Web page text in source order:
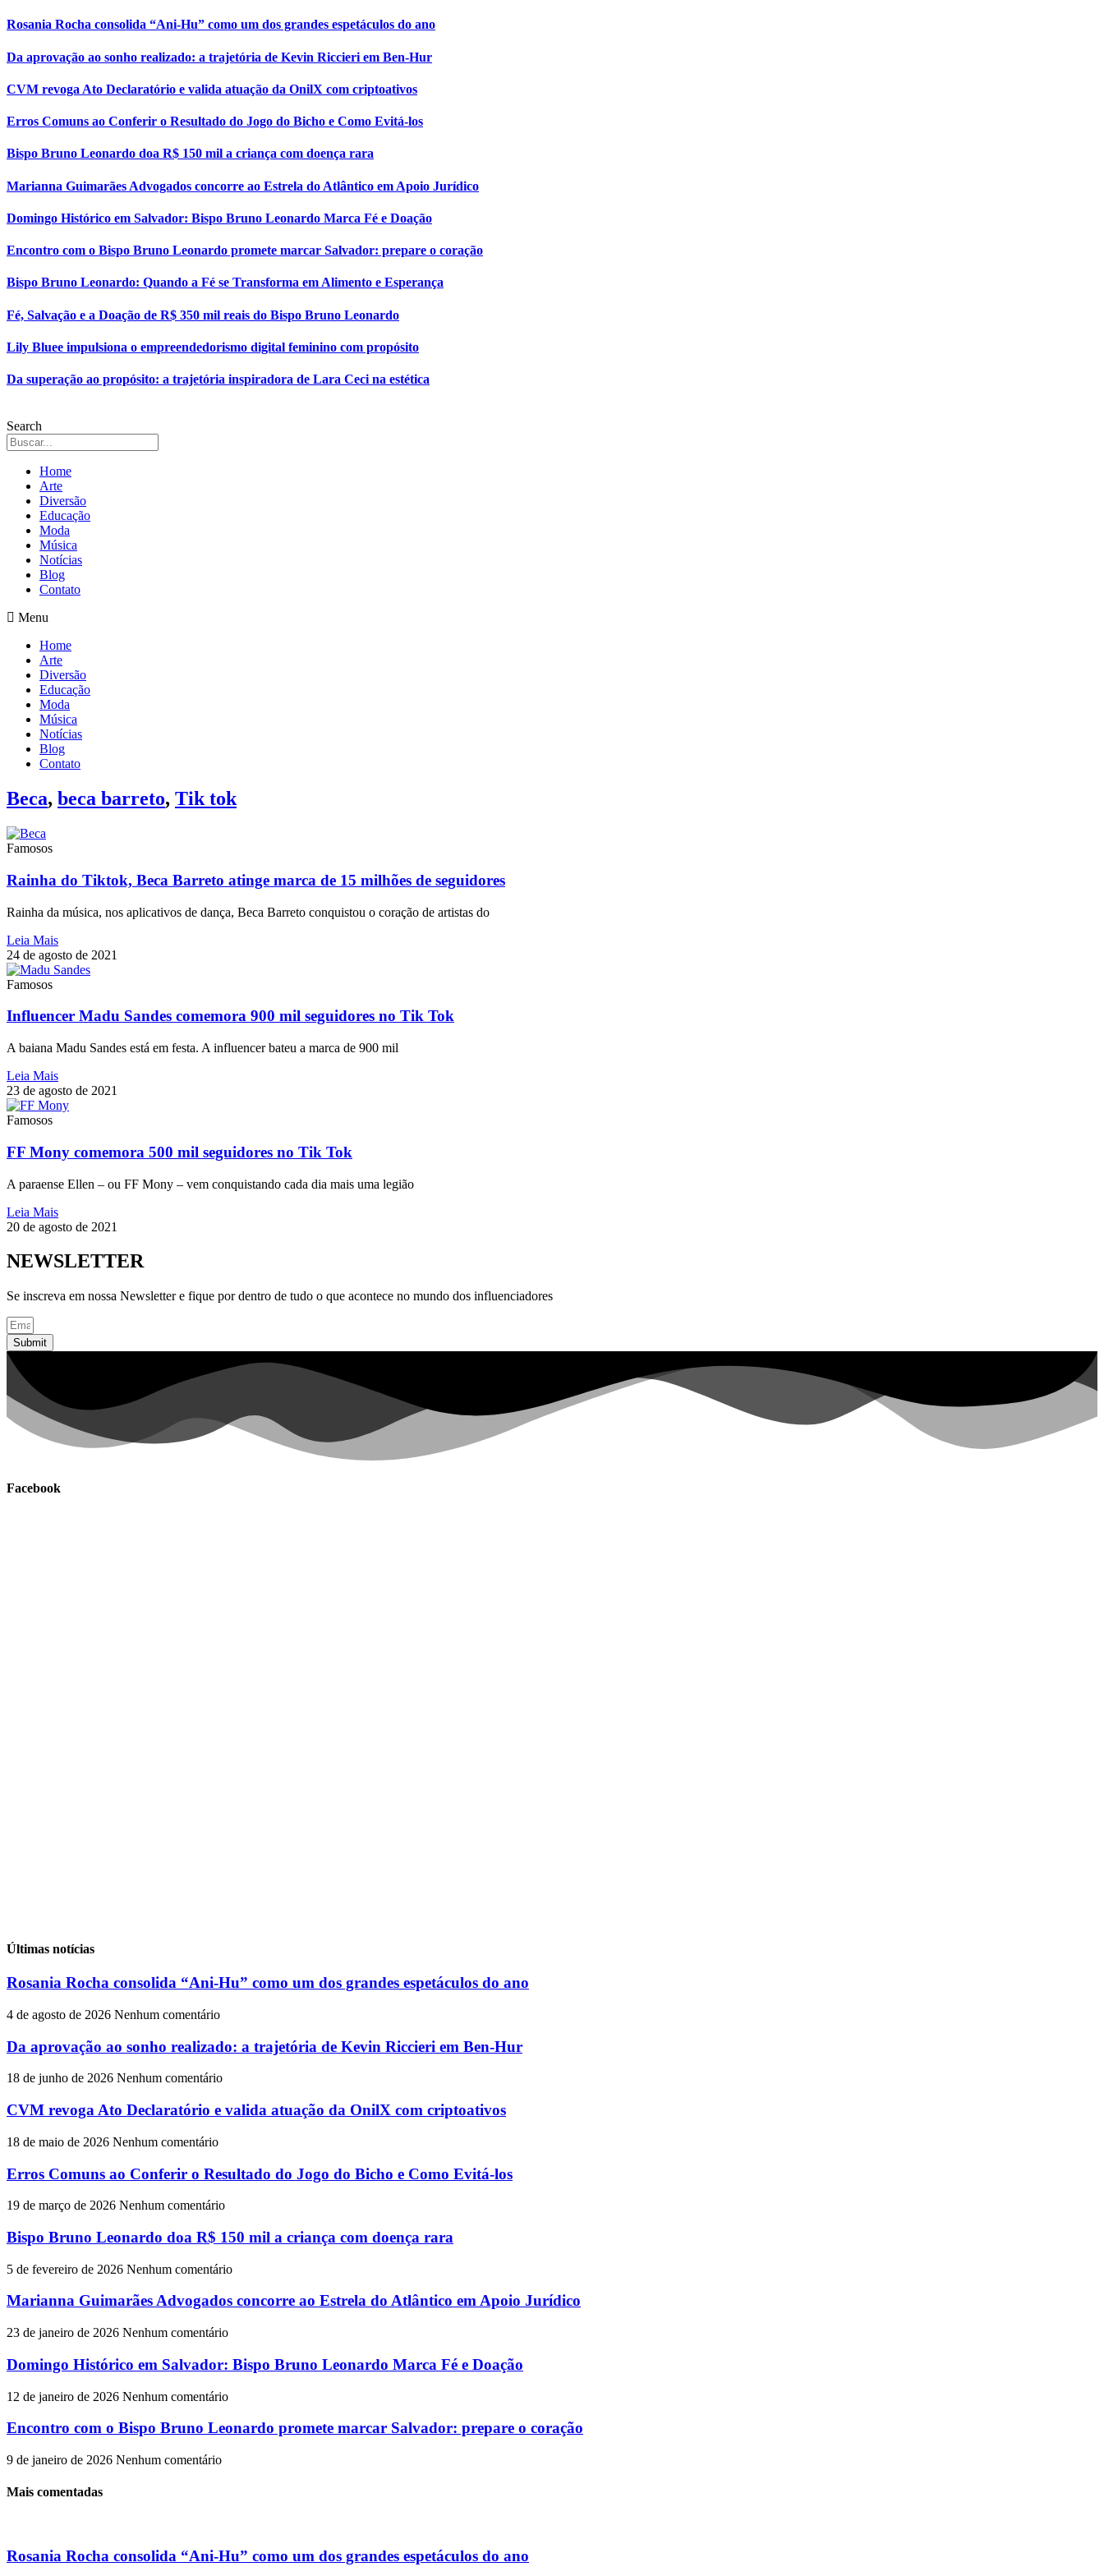
Rosania Rocha consolida “Ani-Hu” como um dos grandes espetáculos do ano
Da aprovação ao sonho realizado: a trajetória de Kevin Riccieri em Ben-Hur
CVM revoga Ato Declaratório e valida atuação da OnilX com criptoativos
Erros Comuns ao Conferir o Resultado do Jogo do Bicho e Como Evitá-los
Bispo Bruno Leonardo doa R$ 150 mil a criança com doença rara
Marianna Guimarães Advogados concorre ao Estrela do Atlântico em Apoio Jurídico
Domingo Histórico em Salvador: Bispo Bruno Leonardo Marca Fé e Doação
Encontro com o Bispo Bruno Leonardo promete marcar Salvador: prepare o coração
Bispo Bruno Leonardo: Quando a Fé se Transforma em Alimento e Esperança
Fé, Salvação e a Doação de R$ 350 mil reais do Bispo Bruno Leonardo
Lily Bluee impulsiona o empreendedorismo digital feminino com propósito
Da superação ao propósito: a trajetória inspiradora de Lara Ceci na estética
Search
Home
Arte
Diversão
Educação
Moda
Música
Notícias
Blog
Contato
Menu
Home
Arte
Diversão
Educação
Moda
Música
Notícias
Blog
Contato
Beca, beca barreto, Tik tok
Famosos
Rainha do Tiktok, Beca Barreto atinge marca de 15 milhões de seguidores
Rainha da música, nos aplicativos de dança, Beca Barreto conquistou o coração de artistas do
Leia Mais
24 de agosto de 2021
Famosos
Influencer Madu Sandes comemora 900 mil seguidores no Tik Tok
A baiana Madu Sandes está em festa. A influencer bateu a marca de 900 mil
Leia Mais
23 de agosto de 2021
Famosos
FF Mony comemora 500 mil seguidores no Tik Tok
A paraense Ellen – ou FF Mony – vem conquistando cada dia mais uma legião
Leia Mais
20 de agosto de 2021
NEWSLETTER
Se inscreva em nossa Newsletter e fique por dentro de tudo o que acontece no mundo dos influenciadores
Submit
Facebook
Últimas notícias
Rosania Rocha consolida “Ani-Hu” como um dos grandes espetáculos do ano
4 de agosto de 2026 Nenhum comentário
Da aprovação ao sonho realizado: a trajetória de Kevin Riccieri em Ben-Hur
18 de junho de 2026 Nenhum comentário
CVM revoga Ato Declaratório e valida atuação da OnilX com criptoativos
18 de maio de 2026 Nenhum comentário
Erros Comuns ao Conferir o Resultado do Jogo do Bicho e Como Evitá-los
19 de março de 2026 Nenhum comentário
Bispo Bruno Leonardo doa R$ 150 mil a criança com doença rara
5 de fevereiro de 2026 Nenhum comentário
Marianna Guimarães Advogados concorre ao Estrela do Atlântico em Apoio Jurídico
23 de janeiro de 2026 Nenhum comentário
Domingo Histórico em Salvador: Bispo Bruno Leonardo Marca Fé e Doação
12 de janeiro de 2026 Nenhum comentário
Encontro com o Bispo Bruno Leonardo promete marcar Salvador: prepare o coração
9 de janeiro de 2026 Nenhum comentário
Mais comentadas
Rosania Rocha consolida “Ani-Hu” como um dos grandes espetáculos do ano